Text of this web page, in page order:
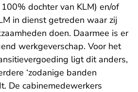
dochter van KLM) en/of
in dienst getreden waar zij
doen. Daarmee is er
werkgeverschap. Voor het
ligt dit anders,
‘zodanige banden
De cabinemedewerkers